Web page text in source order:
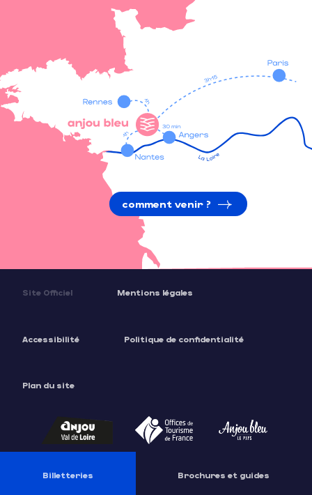
comment venir ?
Site Officiel Mentions légales
Accessibilité Politique de confidentialité
Plan du site
Billetteries Brochures et guides